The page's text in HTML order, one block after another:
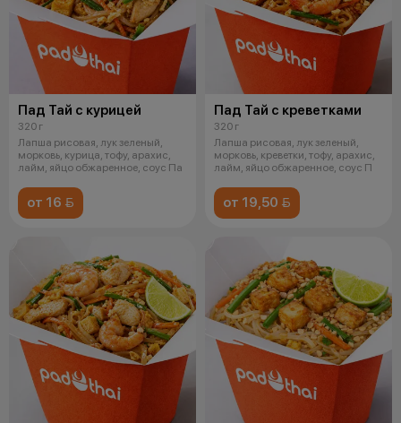
Пад Тай с курицей
320 г
Лапша рисовая, лук зеленый,
морковь, курица, тофу, арахис,
лайм, яйцо обжаренное, соус Па
от 16 
Пад Тай с креветками
320 г
Лапша рисовая, лук зеленый,
морковь, креветки, тофу, арахис,
лайм, яйцо обжаренное, соус П
от 19,50 